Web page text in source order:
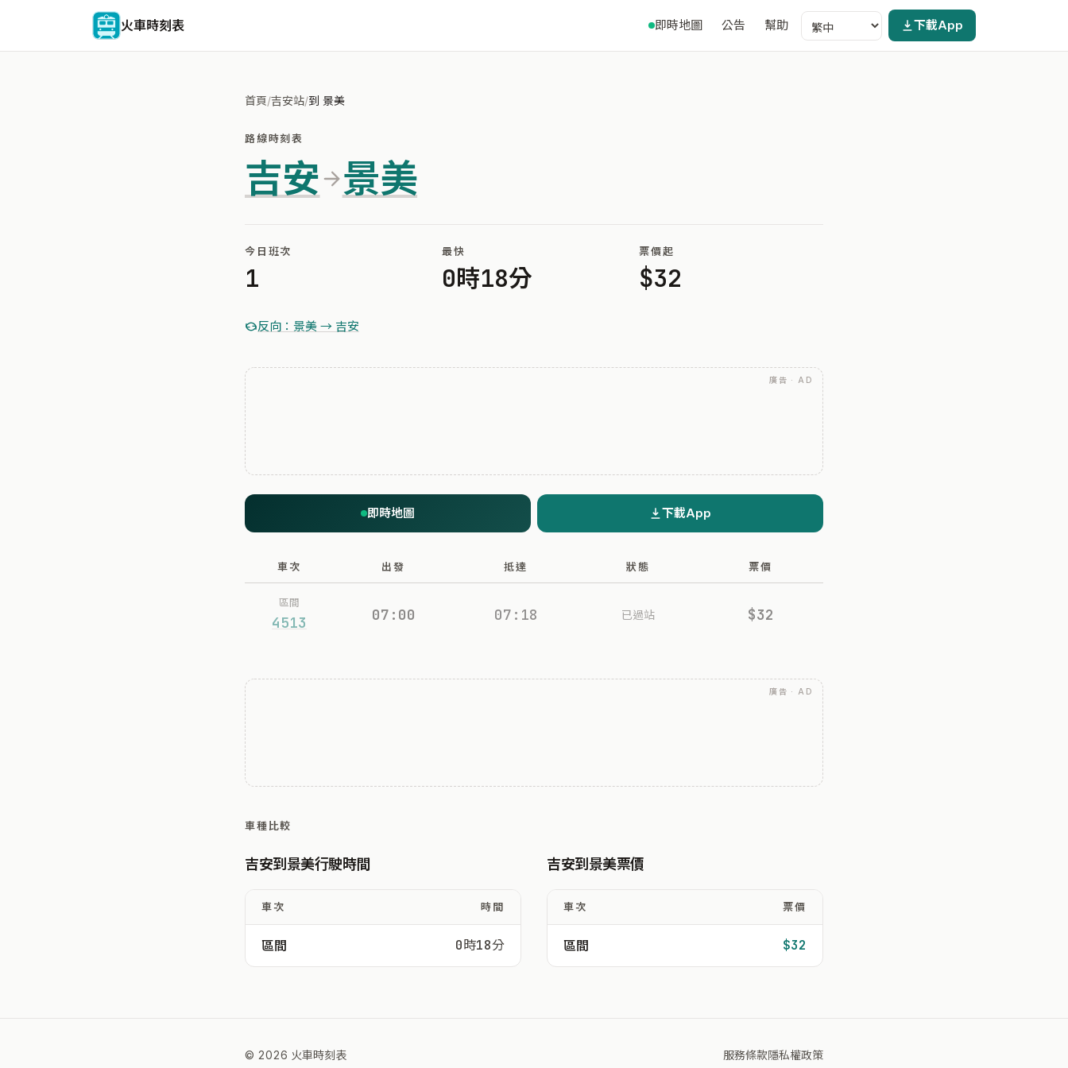
火車時刻表 即時地圖 公告 幫助 下載App
首頁/吉安站/到 景美
路線時刻表
吉安 景美
今日班次
1
最快
0時18分
票價起
$32
反向：景美 → 吉安
廣告 · AD
即時地圖 下載App
車次 出發 抵達 狀態 票價
區間
4513 07:00 07:18 已過站 $32
廣告 · AD
車種比較
吉安到景美行駛時間
車次 時間
區間 0時18分
吉安到景美票價
車次 票價
區間 $32
© 2026 火車時刻表 服務條款隱私權政策